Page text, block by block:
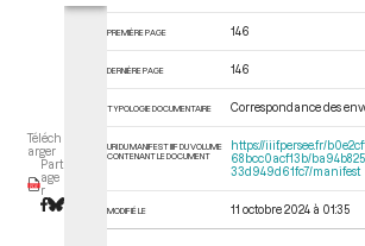
Téléch
arger
Part
age
r
s
PREMIÈRE PAGE 146
DERNIÈRE PAGE 146
TYPOLOGIE DOCUMENTAIRE Correspondance des
URI DU MANIFEST IIIF DU VOLUME
CONTENANT LE DOCUMENT
https://iiif.persee.fr/
68bcc0acf13b/
33d949d61fc7/manifest
MODIFIÉ LE 11 octobre 2024 à 01:35